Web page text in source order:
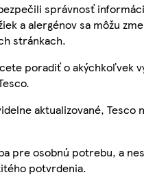
správnosť
a alergénov sa môžu
stránkach.
poradiť o akýchkoľvek
aktualizované,
pre osobnú potrebu, a
potvrdenia.